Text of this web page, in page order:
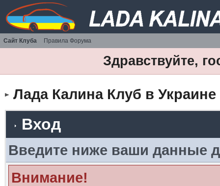
Сайт Клуба Правила Форума
Здравствуйте,
Лада Калина Клуб в Украине
Вход
Введите ниже ваши данные
Внимание!